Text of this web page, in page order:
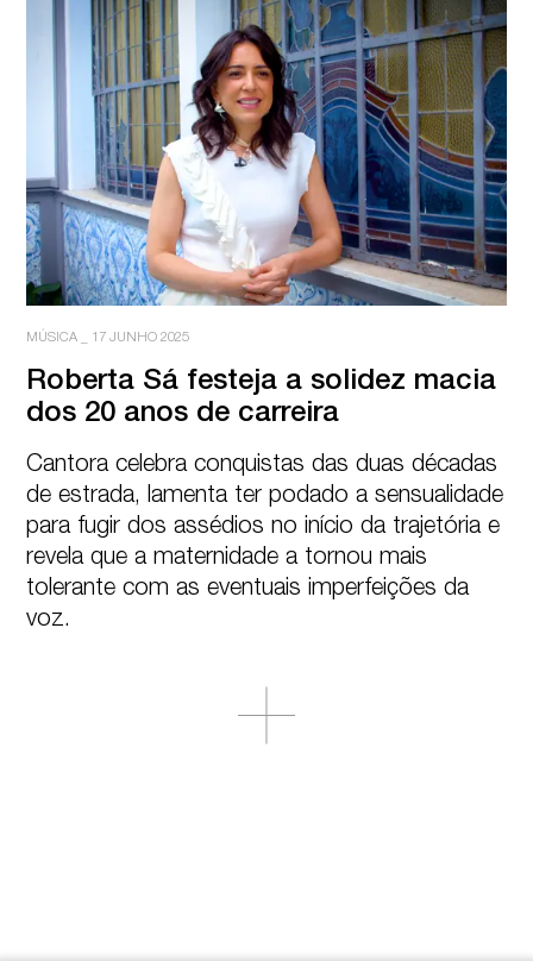
MÚSICA 17 JUNHO 2025
Roberta Sá festeja a solidez macia
dos 20 anos de carreira
Cantora celebra conquistas das duas décadas
de estrada, lamenta ter podado a sensualidade
para fugir dos assédios no início da trajetória e
revela que a maternidade a tornou mais
tolerante com as eventuais imperfeições da
voz.